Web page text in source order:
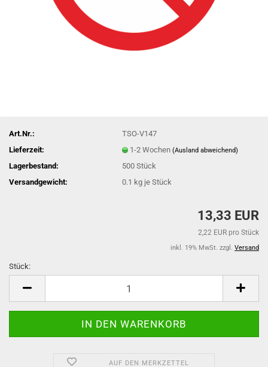
Art.Nr.:
TSO-V147
Lieferzeit:
1-2 Wochen(Ausland abweichend)
Lagerbestand: 500Stück
Versandgewicht:
0.1 kg je Stück
13,33 EUR
2,22 EUR pro Stück
inkl. 19% MwSt. zzgl. Versand
Stück:
AUF DEN MERKZETTEL